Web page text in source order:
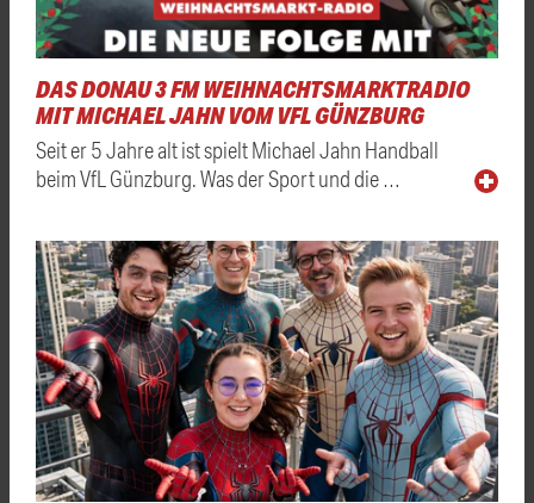
DAS DONAU 3 FM WEIHNACHTSMARKTRADIO
MIT MICHAEL JAHN VOM VFL GÜNZBURG
Seit er 5 Jahre alt ist spielt Michael Jahn Handball
beim VfL Günzburg. Was der Sport und die …